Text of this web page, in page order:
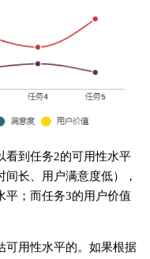
看到任务2的可用性水平
长、用户满意度低），
平；而任务3的用户价值
可用性水平的。如果根据